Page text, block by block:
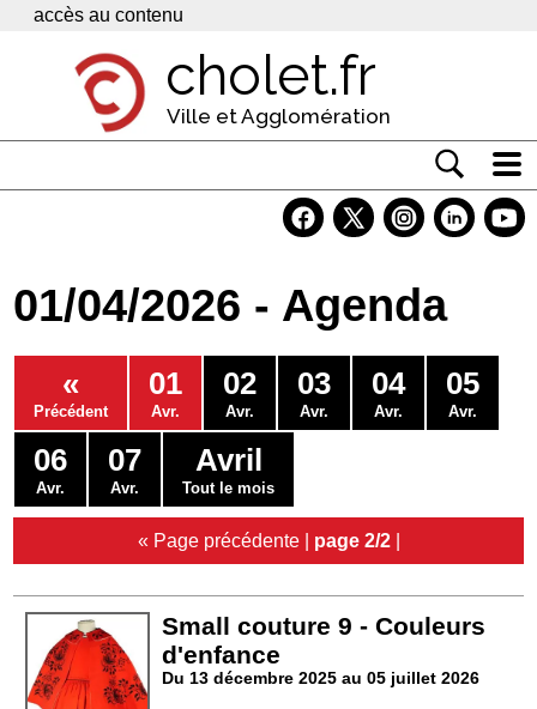
Panneau de gestion des cookies
accès au contenu
cholet.fr
Ville et Agglomération
Economie
Services
Contacts
01/04/2026 - Agenda
«
Précédent
01
Avr.
02
Avr.
03
Avr.
04
Avr.
05
Avr.
06
Avr.
07
Avr.
Avril
Tout le mois
« Page précédente| page 2/2|
Small couture 9 - Couleurs
d'enfance
Du 13 décembre 2025 au 05 juillet 2026